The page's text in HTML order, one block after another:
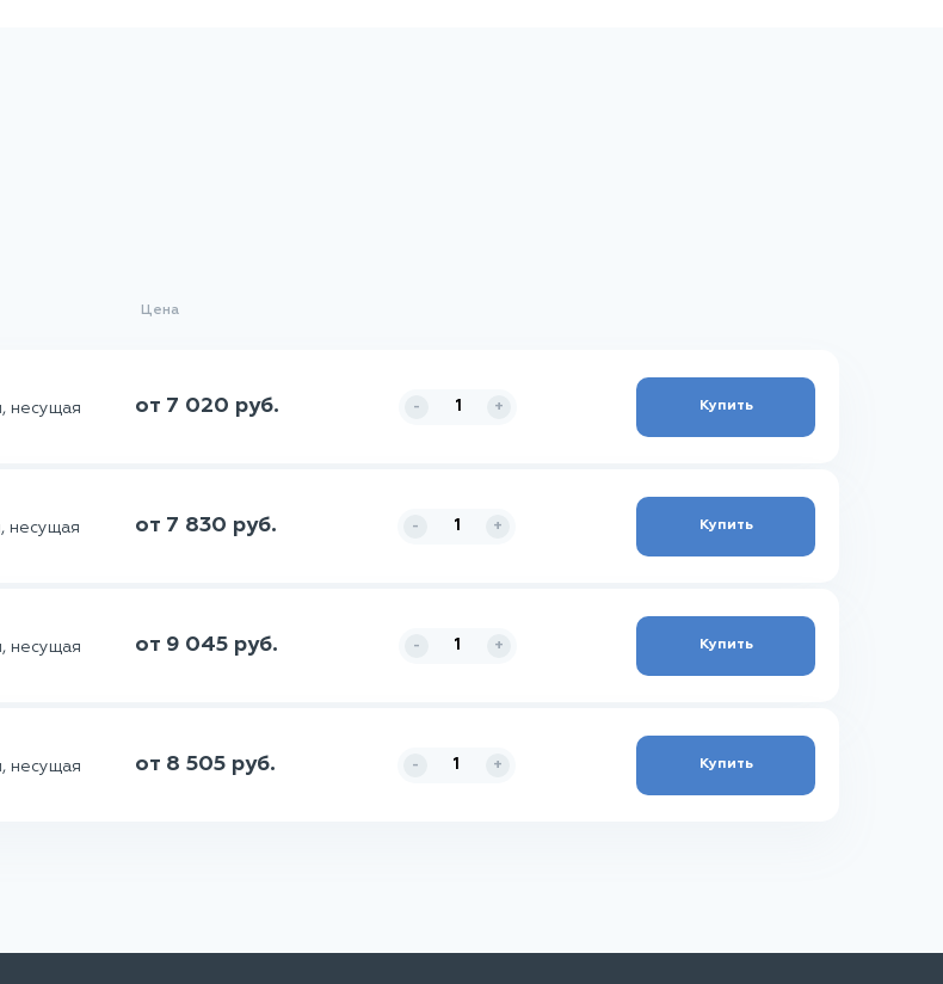
Цена
несущая
от 7 020 руб. - + Купить
несущая
от 7 830 руб. - + Купить
несущая
от 9 045 руб. - + Купить
несущая
от 8 505 руб. - + Купить